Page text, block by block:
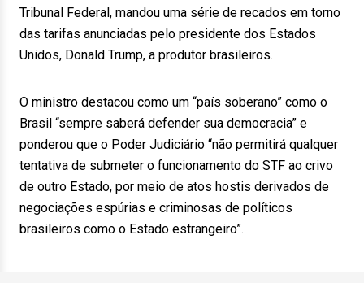
Tribunal Federal, mandou uma série de recados em torno
das tarifas anunciadas pelo presidente dos Estados
Unidos, Donald Trump, a produtor brasileiros.
O ministro destacou como um “país soberano” como o
Brasil “sempre saberá defender sua democracia” e
ponderou que o Poder Judiciário “não permitirá qualquer
tentativa de submeter o funcionamento do STF ao crivo
de outro Estado, por meio de atos hostis derivados de
negociações espúrias e criminosas de políticos
brasileiros como o Estado estrangeiro”.